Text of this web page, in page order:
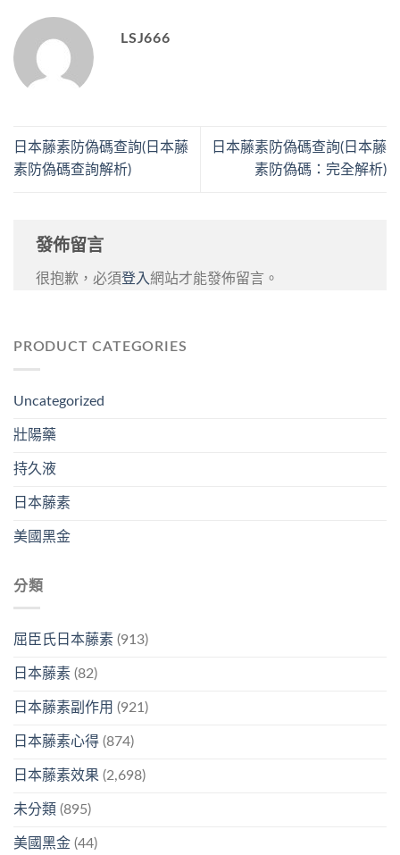
LSJ666
日本藤素防偽碼查詢(日本藤
素防偽碼查詢解析)
日本藤素防偽碼查詢(日本藤
素防偽碼：完全解析)
發佈留言
很抱歉，必須登入網站才能發佈留言。
PRODUCT CATEGORIES
Uncategorized
壯陽藥
持久液
日本藤素
美國黑金
分類
屈臣氏日本藤素 (913)
日本藤素 (82)
日本藤素副作用 (921)
日本藤素心得 (874)
日本藤素效果 (2,698)
未分類 (895)
美國黑金 (44)